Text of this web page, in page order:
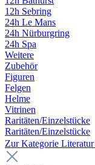
12h Sebring
24h Le Mans
24h Nürburgring
24h Spa
Weitere
Zubehör
Figuren
Felgen
Helme
Vitrinen
Raritäten/Einzelstücke
Raritäten/Einzelstücke
Zur Kategorie Literatur